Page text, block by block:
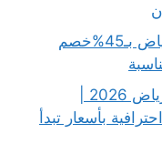
أفضل شركة تنظيف بعد النقل بالرياض بـ45%خصم
بأسعار تبدأ